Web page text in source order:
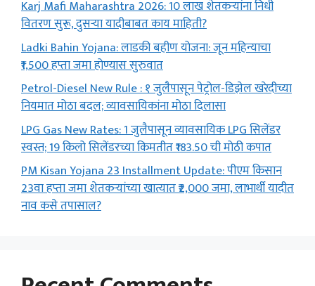
Karj Mafi Maharashtra 2026: 10 लाख शेतकऱ्यांना निधी
वितरण सुरू, दुसऱ्या यादीबाबत काय माहिती?
Ladki Bahin Yojana: लाडकी बहीण योजना: जून महिन्याचा
₹1,500 हप्ता जमा होण्यास सुरुवात
Petrol-Diesel New Rule : १ जुलैपासून पेट्रोल-डिझेल खरेदीच्या
नियमात मोठा बदल; व्यावसायिकांना मोठा दिलासा
LPG Gas New Rates: 1 जुलैपासून व्यावसायिक LPG सिलेंडर
स्वस्त; 19 किलो सिलेंडरच्या किमतीत ₹183.50 ची मोठी कपात
PM Kisan Yojana 23 Installment Update: पीएम किसान
23वा हप्ता जमा शेतकऱ्यांच्या खात्यात ₹2,000 जमा, लाभार्थी यादीत
नाव कसे तपासाल?